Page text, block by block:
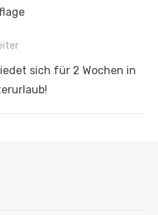
sich für 2 Wochen in